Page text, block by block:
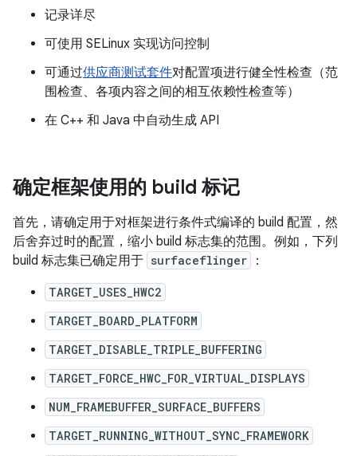
记录详尽
可使用 SELinux 实现访问控制
可通过供应商测试套件对配置项进行健全性检查（范
围检查、各项内容之间的相互依赖性检查等）
在 C++ 和 Java 中自动生成 API
确定框架使用的 build 标记
首先，请确定用于对框架进行条件式编译的 build 配置，然
后舍弃过时的配置，缩小 build 标志集的范围。例如，下列
build 标志集已确定用于 surfaceflinger ：
TARGET_USES_HWC2
TARGET_BOARD_PLATFORM
TARGET_DISABLE_TRIPLE_BUFFERING
TARGET_FORCE_HWC_FOR_VIRTUAL_DISPLAYS
NUM_FRAMEBUFFER_SURFACE_BUFFERS
TARGET_RUNNING_WITHOUT_SYNC_FRAMEWORK